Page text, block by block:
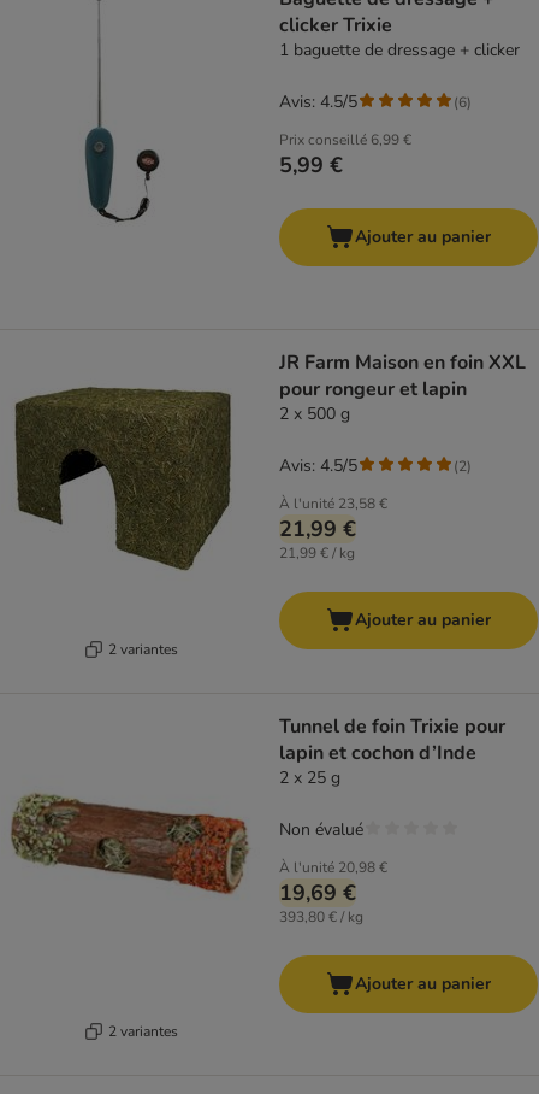
clicker Trixie
1 baguette de dressage + clicker
Prix conseillé 6,99 €
5,99 €
Avis: 4.5/5 (6)
Ajouter au panier
2 variantes
JR Farm Maison en foin XXL
pour rongeur et lapin
2 x 500 g
À l'unité 23,58 €
21,99 €
21,99 € / kg
Avis: 4.5/5 (2)
Ajouter au panier
2 variantes
Tunnel de foin Trixie pour
lapin et cochon d’Inde
2 x 25 g
À l'unité 20,98 €
19,69 €
393,80 € / kg
Non évalué
Ajouter au panier